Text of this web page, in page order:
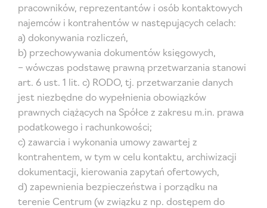
pracowników, reprezentantów i osób kontaktowych
najemców i kontrahentów w następujących celach:
a) dokonywania rozliczeń,
b) przechowywania dokumentów księgowych,
– wówczas podstawę prawną przetwarzania stanowi
art. 6 ust. 1 lit. c) RODO, tj. przetwarzanie danych
jest niezbędne do wypełnienia obowiązków
prawnych ciążących na Spółce z zakresu m.in. prawa
podatkowego i rachunkowości;
c) zawarcia i wykonania umowy zawartej z
kontrahentem, w tym w celu kontaktu, archiwizacji
dokumentacji, kierowania zapytań ofertowych,
d) zapewnienia bezpieczeństwa i porządku na
terenie Centrum (w związku z np. dostępem do